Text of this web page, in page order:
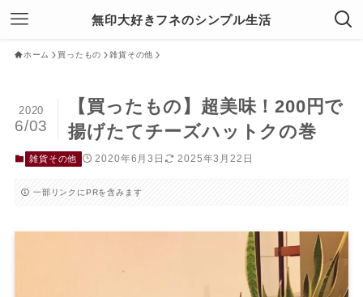
無印大好きフネのシンプル生活
ホーム 買ったもの 雑貨その他
【買ったもの】超美味！200円で
揚げたてチーズハットクの巻
2020
6/03
雑貨その他 2020年6月3日 2025年3月22日
一部リンクにPRを含みます